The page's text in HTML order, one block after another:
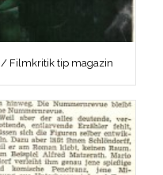
/ Filmkritik tip magazin